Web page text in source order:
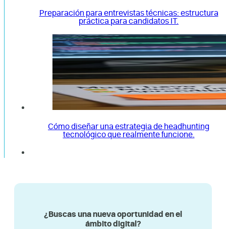
Preparación para entrevistas técnicas: estructura
práctica para candidatos IT.
Cómo diseñar una estrategia de headhunting
tecnológico que realmente funcione.
¿Buscas una nueva oportunidad en el
ámbito digital?